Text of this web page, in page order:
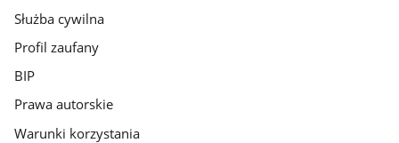
Służba cywilna
Profil zaufany
BIP
Prawa autorskie
Warunki korzystania